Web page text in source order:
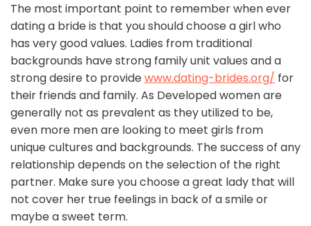
The most important point to remember when ever
dating a bride is that you should choose a girl who
has very good values. Ladies from traditional
backgrounds have strong family unit values and a
strong desire to providewww.dating-brides.org/ for
their friends and family. As Developed women are
generally not as prevalent as they utilized to be,
even more men are looking to meet girls from
unique cultures and backgrounds. The success of any
relationship depends on the selection of the right
partner. Make sure you choose a great lady that will
not cover her true feelings in back of a smile or
maybe a sweet term.